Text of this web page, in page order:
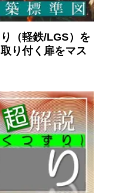
（軽鉄/LGS）を
り付く扉をマス